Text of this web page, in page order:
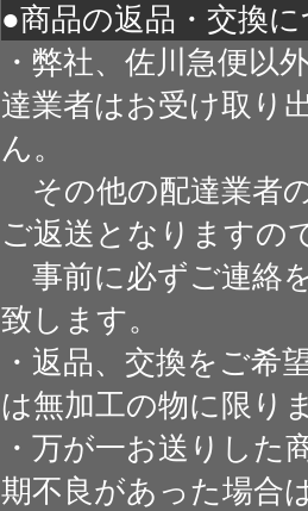
●商品の返品・交換
・弊社、佐川急便以
達業者はお受け取り
ん。
その他の配達業者
ご返送となりますの
事前に必ずご連絡
致します。
・返品、交換をご希
は無加工の物に限り
・万が一お送りした
期不良があった場合